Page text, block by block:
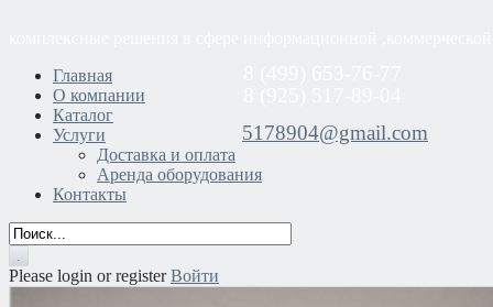
5178904@gmail.com
Главная
О компании
Каталог
Услуги
Доставка и оплата
Аренда оборудования
Контакты
Please login or register Войти